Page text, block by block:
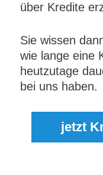
über Kredite
Sie wissen
wie lange eine
heutzutage
bei uns haben.
jetzt